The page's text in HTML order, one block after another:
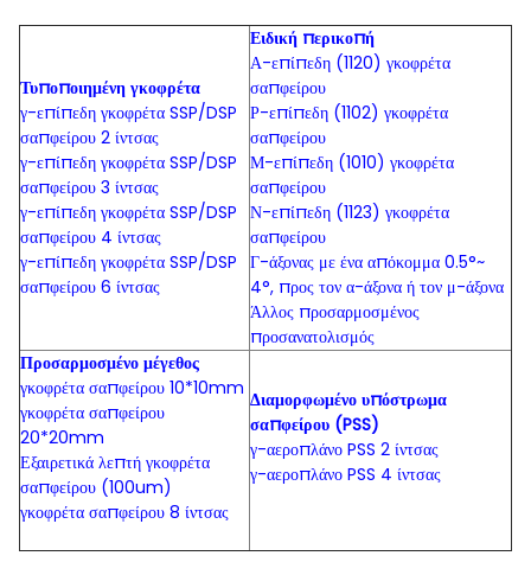
Τυποποιημένη γκοφρέτα
γ-επίπεδη γκοφρέτα SSP/DSP
σαπφείρου 2 ίντσας
γ-επίπεδη γκοφρέτα SSP/DSP
σαπφείρου 3 ίντσας
γ-επίπεδη γκοφρέτα SSP/DSP
σαπφείρου 4 ίντσας
γ-επίπεδη γκοφρέτα SSP/DSP
σαπφείρου 6 ίντσας
Ειδική περικοπή
Α-επίπεδη (1120) γκοφρέτα
σαπφείρου
Ρ-επίπεδη (1102) γκοφρέτα
σαπφείρου
Μ-επίπεδη (1010) γκοφρέτα
σαπφείρου
Ν-επίπεδη (1123) γκοφρέτα
σαπφείρου
Γ-άξονας με ένα απόκομμα 0.5°~
4°, προς τον α-άξονα ή τον μ-άξονα
Άλλος προσαρμοσμένος
προσανατολισμός
Προσαρμοσμένο μέγεθος
γκοφρέτα σαπφείρου 10*10mm
γκοφρέτα σαπφείρου
20*20mm
Εξαιρετικά λεπτή γκοφρέτα
σαπφείρου (100um)
γκοφρέτα σαπφείρου 8 ίντσας
Διαμορφωμένο υπόστρωμα
σαπφείρου (PSS)
γ-αεροπλάνο PSS 2 ίντσας
γ-αεροπλάνο PSS 4 ίντσας